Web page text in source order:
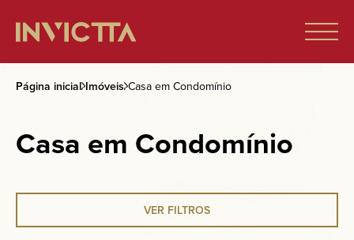
Imóveis à venda
Empreendimentos
Página inicial Imóveis Casa em Condomínio
Casa em Condomínio
VER FILTROS